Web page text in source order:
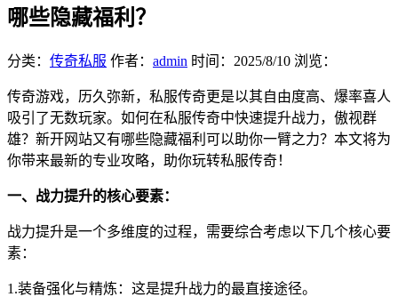
哪些隐藏福利？
分类： 传奇私服 作者： admin 时间： 2025/8/10 浏览：
传奇游戏，历久弥新，私服传奇更是以其自由度高、爆率喜人
吸引了无数玩家。如何在私服传奇中快速提升战力，傲视群
雄？新开网站又有哪些隐藏福利可以助你一臂之力？本文将为
你带来最新的专业攻略，助你玩转私服传奇！
一、战力提升的核心要素：
战力提升是一个多维度的过程，需要综合考虑以下几个核心要
素：
1.装备强化与精炼：这是提升战力的最直接途径。